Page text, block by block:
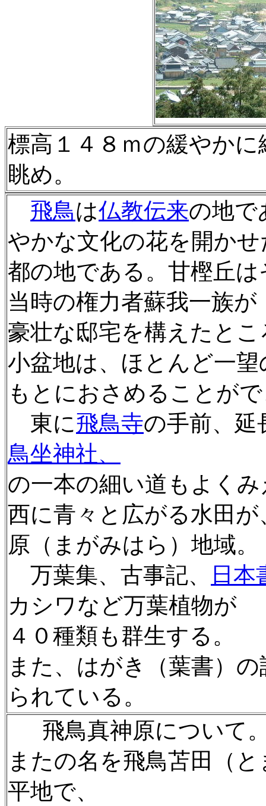
標高１４８ｍの緩やか
眺め。
飛鳥は仏教伝来の地で
やかな文化の花を開かせ
都の地である。甘樫丘
当時の権力者蘇我一族が
豪壮な邸宅を構えたと
小盆地は、ほとんど一望
もとにおさめることが
東に飛鳥寺の手前、延
鳥坐神社、
の一本の細い道もよく
西に青々と広がる水田
原（まがみはら）地域。
万葉集、古事記、
日本
カシワなど万葉植物が
４０種類も群生する。
また、はがき（葉書）
られている。
飛鳥真神原について
またの名を飛鳥苫田（
平地で、